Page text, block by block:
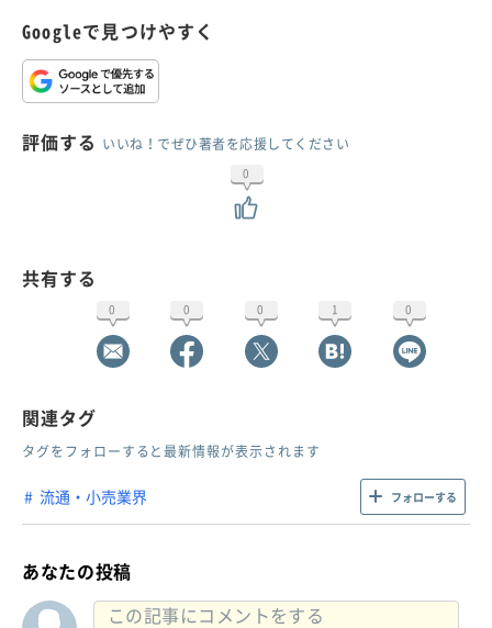
Googleで見つけやすく
評価する いいね！でぜひ著者を応援してください
0
共有する
0 0 0 1 0
関連タグ
タグをフォローすると最新情報が表示されます
流通・小売業界 フォローする
あなたの投稿